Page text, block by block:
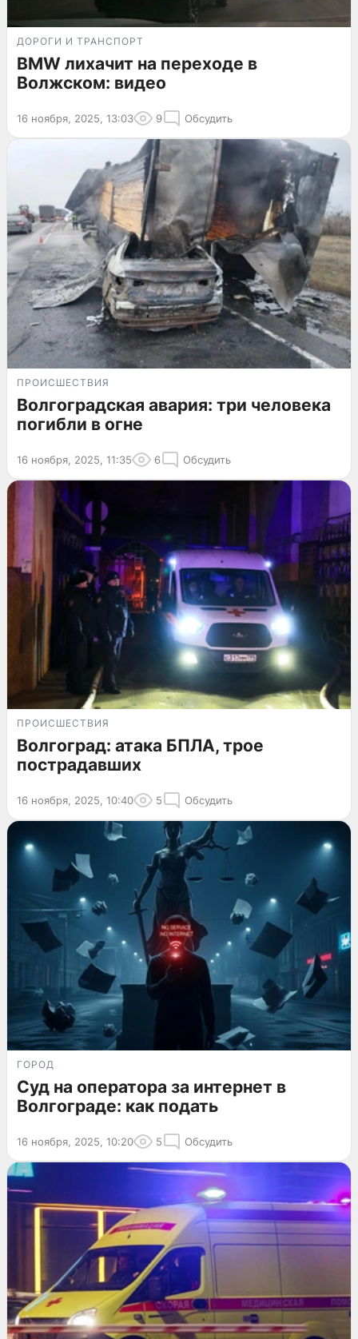
ДОРОГИ И ТРАНСПОРТ
BMW лихачит на переходе в
Волжском: видео
16 ноября, 2025, 13:03 9 Обсудить
ПРОИСШЕСТВИЯ
Волгоградская авария: три человека
погибли в огне
16 ноября, 2025, 11:35 6 Обсудить
ПРОИСШЕСТВИЯ
Волгоград: атака БПЛА, трое
пострадавших
16 ноября, 2025, 10:40 5 Обсудить
ГОРОД
Суд на оператора за интернет в
Волгограде: как подать
16 ноября, 2025, 10:20 5 Обсудить